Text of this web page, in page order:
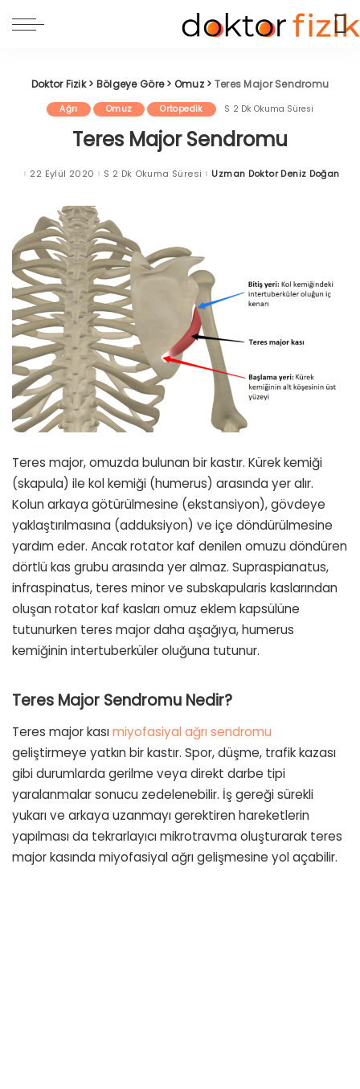
Doktor Fizik> Bölgeye Göre> Omuz > Teres Major Sendromu
Ağrı Omuz Ortopedik 2 Dk Okuma Süresi
Teres Major Sendromu
22 Eylül 2020 2 Dk Okuma Süresi Posted
Uzman Doktor Deniz Doğan
Teres major, omuzda bulunan bir kastır. Kürek kemiği
(skapula) ile kol kemiği (humerus) arasında yer alır.
Kolun arkaya götürülmesine (ekstansiyon), gövdeye
yaklaştırılmasına (adduksiyon) ve içe döndürülmesine
yardım eder. Ancak rotator kaf denilen omuzu döndüren
dörtlü kas grubu arasında yer almaz. Supraspianatus,
infraspinatus, teres minor ve subskapularis kaslarından
oluşan rotator kaf kasları omuz eklem kapsülüne
tutunurken teres major daha aşağıya, humerus
kemiğinin intertuberküler oluğuna tutunur.
Teres Major Sendromu Nedir?
Teres major kasımiyofasiyal ağrı sendromu
geliştirmeye yatkın bir kastır. Spor, düşme, trafik kazası
gibi durumlarda gerilme veya direkt darbe tipi
yaralanmalar sonucu zedelenebilir. İş gereği sürekli
yukarı ve arkaya uzanmayı gerektiren hareketlerin
yapılması da tekrarlayıcı mikrotravma oluşturarak teres
major kasında miyofasiyal ağrı gelişmesine yol açabilir.